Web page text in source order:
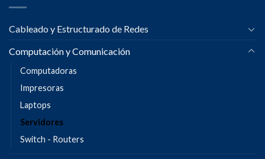
Cableado y Estructurado de Redes
Computación y Comunicación
Computadoras
Impresoras
Laptops
Servidores
Switch - Routers